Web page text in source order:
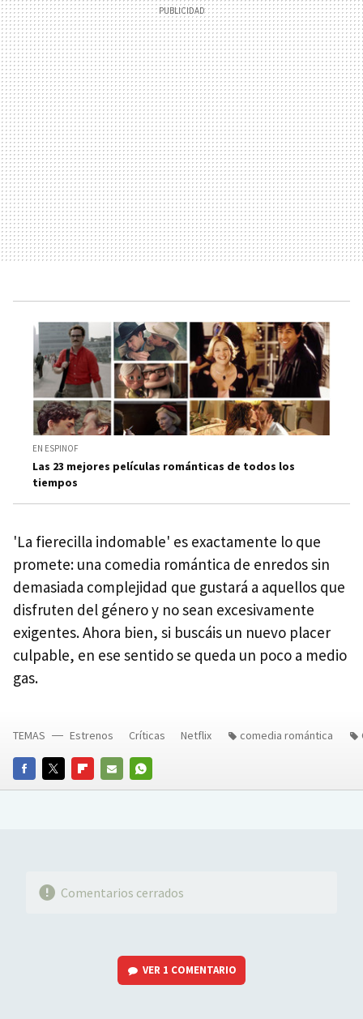
EN ESPINOF
Las 23 mejores películas románticas de todos los
tiempos
'La fierecilla indomable' es exactamente lo que
promete: una comedia romántica de enredos sin
demasiada complejidad que gustará a aquellos que
disfruten del género y no sean excesivamente
exigentes. Ahora bien, si buscáis un nuevo placer
culpable, en ese sentido se queda un poco a medio
gas.
FACEBOOKTWITTERFLIPBOARD
E-
WHATSAPP
TEMAS Estrenos Críticas Netflix comedia romántica
Comentarios cerrados
VER 1 COMENTARIO